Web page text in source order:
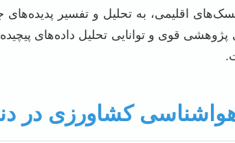
اقلیمی، به تحلیل و تفسیر پدیده‌های
قوی و توانایی تحلیل داده‌های
کشاورزی در